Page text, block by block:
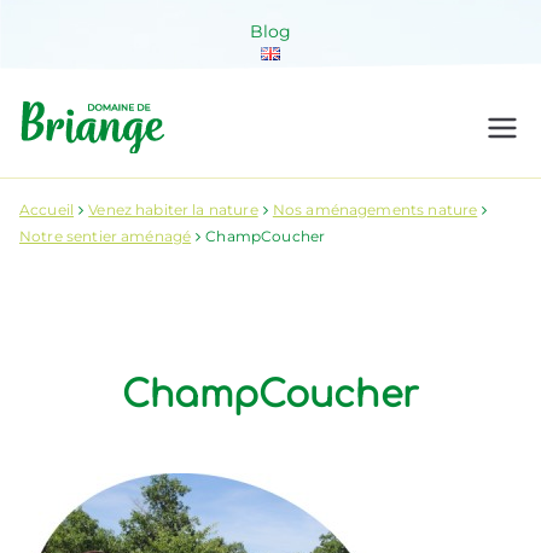
Blog
Briange
Accueil Venez habiter la nature
Nos aménagements nature
Notre sentier aménagé
ChampCoucher
ChampCoucher